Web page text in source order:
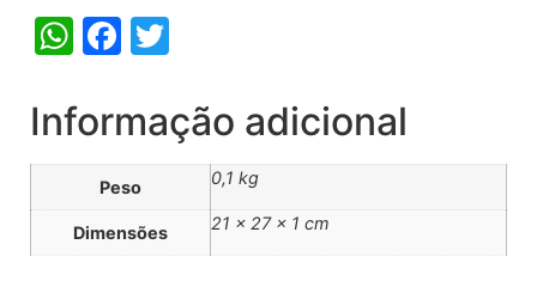
WhatsApp
Facebook
Informação adicional
Peso 0,1 kg
Dimensões 21 × 27 × 1 cm